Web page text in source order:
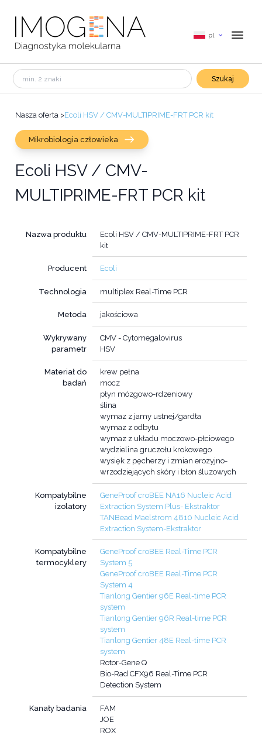
pl
Szukaj
Nasza oferta >Ecoli HSV / CMV-MULTIPRIME-FRT PCR kit
Mikrobiologia człowieka
Ecoli HSV / CMV-
MULTIPRIME-FRT PCR kit
Nazwa produktu
Ecoli HSV / CMV-MULTIPRIME-FRT PCR
kit
Producent Ecoli
Technologia multiplex Real-Time PCR
Metoda jakościowa
Wykrywany
parametr
CMV - Cytomegalovirus
HSV
Materiał do
badań
krew pełna
mocz
płyn mózgowo-rdzeniowy
ślina
wymaz z jamy ustnej/gardła
wymaz z odbytu
wymaz z układu moczowo-płciowego
wydzielina gruczołu krokowego
wysięk z pęcherzy i zmian erozyjno-
wrzodziejących skóry i błon śluzowych
Kompatybilne
izolatory
GeneProof croBEE NA16 Nucleic Acid
Extraction System Plus- Ekstraktor
TANBead Maelstrom 4810 Nucleic Acid
Extraction System-Ekstraktor
Kompatybilne
termocyklery
GeneProof croBEE Real-Time PCR
System 5
GeneProof croBEE Real-Time PCR
System 4
Tianlong Gentier 96E Real-time PCR
system
Tianlong Gentier 96R Real-time PCR
system
Tianlong Gentier 48E Real-time PCR
system
Rotor-Gene Q
Bio-Rad CFX96 Real-Time PCR
Detection System
Kanały badania
FAM
JOE
ROX